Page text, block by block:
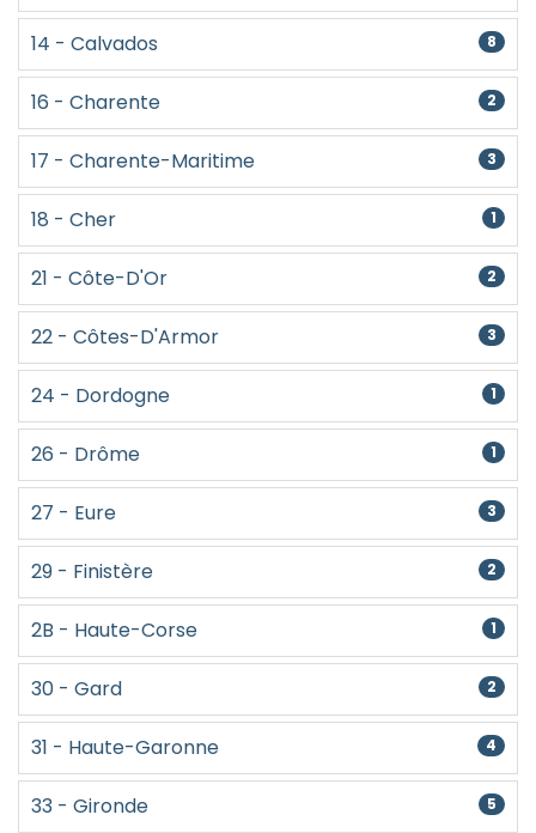
14 - Calvados 8
16 - Charente 2
17 - Charente-Maritime 3
18 - Cher 1
21 - Côte-D'Or 2
22 - Côtes-D'Armor 3
24 - Dordogne 1
26 - Drôme 1
27 - Eure 3
29 - Finistère 2
2B - Haute-Corse 1
30 - Gard 2
31 - Haute-Garonne 4
33 - Gironde 5